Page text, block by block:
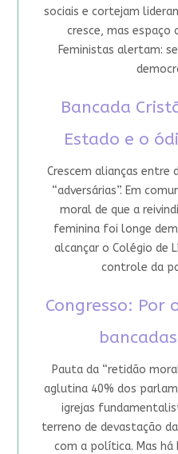
sociais e cortejam
cresce, mas espaço
Feministas alertam:
Bancada
Estado e o
Crescem alianças entre
“adversárias”. Em
moral de que a
feminina foi longe
alcançar o Colégio de
controle da
Congresso: Por
Pauta da “retidão
aglutina 40% dos
igrejas
terreno de devastação
com a política. Mas há